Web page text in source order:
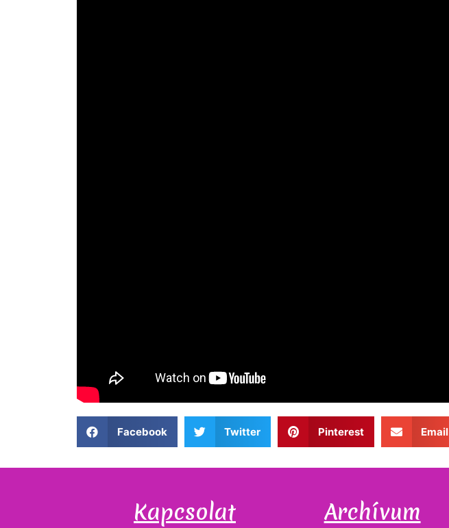
Facebook Twitter Pinterest Email
Kapcsolat Archívum